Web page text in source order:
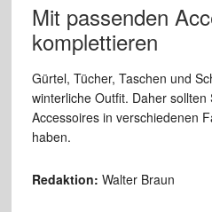
Mit passenden
komplettieren
Gürtel, Tücher, Taschen und
winterliche Outfit. Daher sollten
Accessoires in verschiedenen
haben.
Redaktion: Walter Braun